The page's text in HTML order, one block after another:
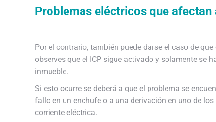
Problemas eléctricos que
Por el contrario, también puede darse el caso de
observes que el ICP sigue activado y solamente se
inmueble.
Si esto ocurre se deberá a que el problema se
fallo en un enchufe o a una derivación en uno de
corriente eléctrica.